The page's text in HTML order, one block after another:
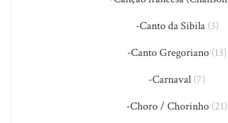
-Canto da Sibila(3)
-Canto Gregoriano (13)
-Carnaval (7)
-Choro / Chorinho (21)